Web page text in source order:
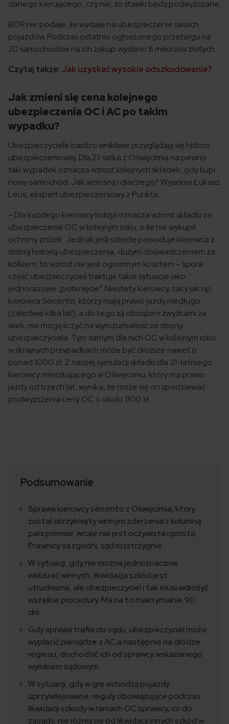
danego kierującego, czy nie, to stawki będą podwyższane.
BOR nie podaje, ile wydaje na ubezpieczenie swoich
pojazdów. Podczas ostatnio ogłoszonego przetargu na
20 samochodów na ich zakup wydano 8 milionów złotych.
Czytaj także:Jak uzyskać wysokie odszkodowanie?
Jak zmieni się cena kolejnego
ubezpieczenia OC i AC po takim
wypadku?
Ubezpieczyciele bardzo wnikliwie przyglądają się historii
ubezpieczeniowej. Dla 21-latka z Oświęcimia na pewno
taki wypadek oznacza wzrost kolejnych składek, gdy kupi
nowy samochód. Jak wzrosną i dlaczego? Wyjaśnia Łukasz
Leus, ekspert ubezpieczeniowy z Punkta:
– Dla każdego kierowcy kolizja oznacza wzrost składki za
ubezpieczenie OC w kolejnym roku, o ile nie wykupił
ochrony zniżek. Jednak jeśli szkodę powoduje kierowca z
dobrą historią ubezpieczenia, dużym doświadczeniem za
kółkiem, to wzrost nie jest ogromnym kosztem – spora
część ubezpieczycieli traktuje takie sytuacje jako
jednorazowe „potknięcie”. Niestety kierowcy, tacy jak np.
kierowca Seicento, którzy mają prawo jazdy niedługo
(zaledwie kilka lat), a do tego są obciążeni zwyżkami za
wiek, nie mogą liczyć na wyrozumiałość ze strony
ubezpieczyciela. Tym samym dla nich OC w kolejnym roku
w skrajnych przypadkach może być droższe nawet o
ponad 1000 zł. Z naszej symulacji składki dla 21-letniego
kierowcy mieszkającego w Oświęcimiu, który ma prawo
jazdy od trzech lat, wynika, że może się on spodziewać
podwyższenia ceny OC o około 1100 zł.
Podsumowanie
Sprawa kierowcy seicento z Oświęcimia, który
został okrzyknięty winnym zderzenia z kolumną
pani premier, wcale nie jest oczywista i prosta.
Prawnicy są zgodni, sąd rozstrzygnie.
W sytuacji, gdy nie można jednoznacznie
wskazać winnych, likwidacja szkód jest
utrudniona, ale ubezpieczyciel i tak musi wdrożyć
wszelkie procedury. Ma na to maksymalnie 90
dni.
Gdy sprawa trafia do sądu, ubezpieczyciel może
wypłacić pieniądze z AC,a następnie na drodze
regresu, dochodzić ich od sprawcy wskazanego
wyrokiem sądowym.
W sytuacji, gdy w grę wchodzą pojazdy
uprzywilejowane, reguły obowiązujące podczas
likwidacji szkody w ramach OC sprawcy, co do
zasady, nie różnią się od likwidacji innych szkód w